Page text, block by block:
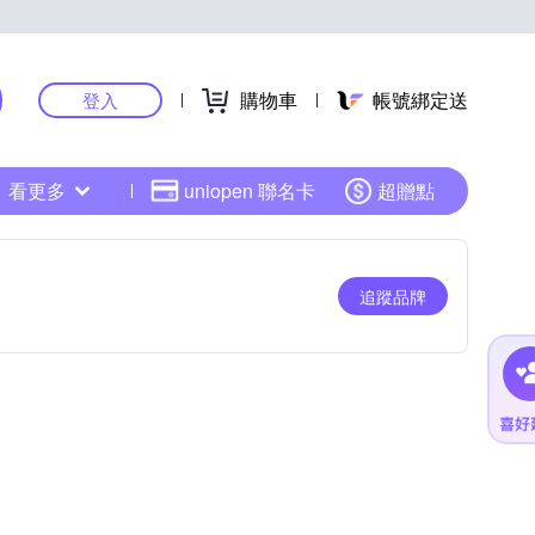
登入 購物車 帳號綁定送
看更多 uniopen 聯名卡 超贈點
追蹤品牌